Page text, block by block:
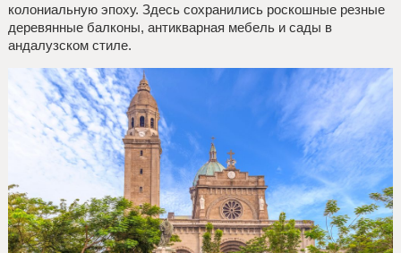
колониальную эпоху. Здесь сохранились роскошные резные
деревянные балконы, антикварная мебель и сады в
андалузском стиле.